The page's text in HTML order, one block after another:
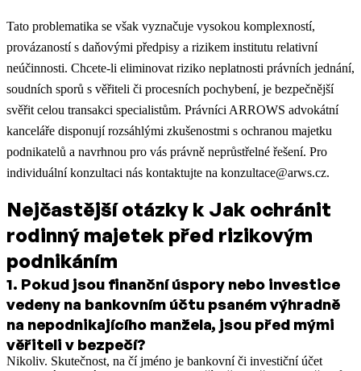
Tato problematika se však vyznačuje vysokou komplexností,
provázaností s daňovými předpisy a rizikem institutu relativní
neúčinnosti. Chcete-li eliminovat riziko neplatnosti právních jednání,
soudních sporů s věřiteli či procesních pochybení, je bezpečnější
svěřit celou transakci specialistům. Právníci ARROWS advokátní
kanceláře disponují rozsáhlými zkušenostmi s ochranou majetku
podnikatelů a navrhnou pro vás právně neprůstřelné řešení. Pro
individuální konzultaci nás kontaktujte na konzultace@arws.cz.
Nejčastější otázky k Jak ochránit
rodinný majetek před rizikovým
podnikáním
1. Pokud jsou finanční úspory nebo investice
vedeny na bankovním účtu psaném výhradně
na nepodnikajícího manžela, jsou před mými
věřiteli v bezpečí?
Nikoliv. Skutečnost, na čí jméno je bankovní či investiční účet